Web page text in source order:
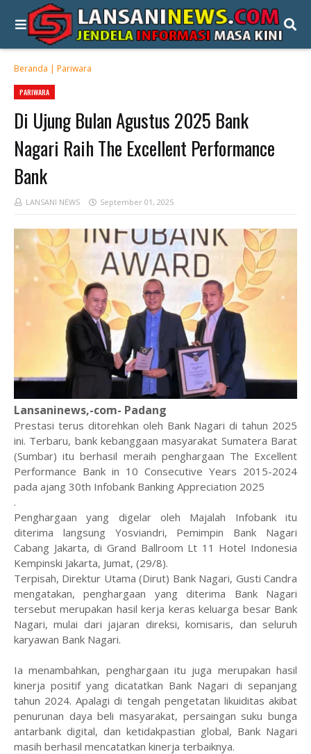
Beranda | Pariwara
PARIWARA
Di Ujung Bulan Agustus 2025 Bank
Nagari Raih The Excellent Performance
Bank
LANSANI NEWS September 01, 2025
Lansaninews,-com- Padang
Prestasi terus ditorehkan oleh Bank Nagari di tahun 2025
ini. Terbaru, bank kebanggaan masyarakat Sumatera Barat
(Sumbar) itu berhasil meraih penghargaan The Excellent
Performance Bank in 10 Consecutive Years 2015-2024
pada ajang 30th Infobank Banking Appreciation 2025
.
Penghargaan yang digelar oleh Majalah Infobank itu
diterima langsung Yosviandri, Pemimpin Bank Nagari
Cabang Jakarta, di Grand Ballroom Lt 11 Hotel Indonesia
Kempinski Jakarta, Jumat, (29/8).
Terpisah, Direktur Utama (Dirut) Bank Nagari, Gusti Candra
mengatakan, penghargaan yang diterima Bank Nagari
tersebut merupakan hasil kerja keras keluarga besar Bank
Nagari, mulai dari jajaran direksi, komisaris, dan seluruh
karyawan Bank Nagari.
Ia menambahkan, penghargaan itu juga merupakan hasil
kinerja positif yang dicatatkan Bank Nagari di sepanjang
tahun 2024. Apalagi di tengah pengetatan likuiditas akibat
penurunan daya beli masyarakat, persaingan suku bunga
antarbank digital, dan ketidakpastian global, Bank Nagari
masih berhasil mencatatkan kinerja terbaiknya.